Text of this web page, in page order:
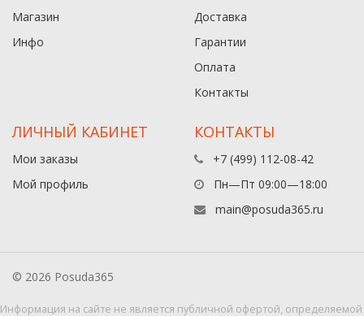
Магазин
Инфо
Доставка
Гарантии
Оплата
Контакты
ЛИЧНЫЙ КАБИНЕТ
Мои заказы
Мой профиль
КОНТАКТЫ
+7 (499) 112-08-42
Пн—Пт 09:00—18:00
main@posuda365.ru
© 2026 Posuda365
Информация на сайте не является публичной офертой, определяемой